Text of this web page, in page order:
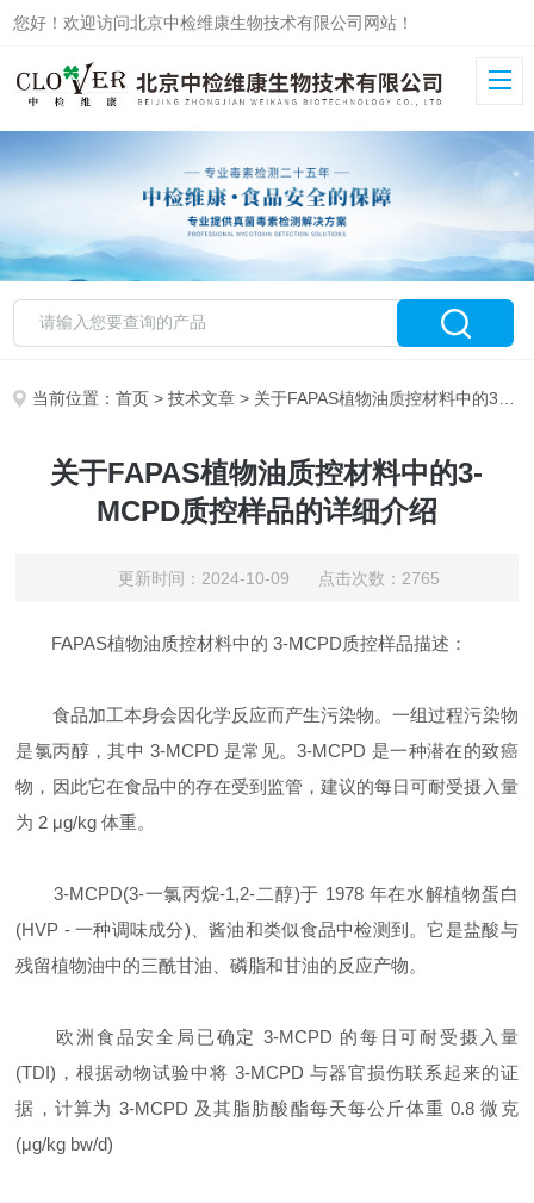
您好！欢迎访问北京中检维康生物技术有限公司网站！
当前位置：首页 >技术文章 > 关于FAPAS植物油质控材料中的3-MCPD质控样品的详细介绍
关于FAPAS植物油质控材料中的3-
MCPD质控样品的详细介绍
更新时间：2024-10-09 点击次数：2765
FAPAS植物油质控材料中的 3-MCPD质控样品描述：
食品加工本身会因化学反应而产生污染物。一组过程污染物
是氯丙醇，其中 3-MCPD 是常见。3-MCPD 是一种潜在的致癌
物，因此它在食品中的存在受到监管，建议的每日可耐受摄入量
为 2 μg/kg 体重。
3-MCPD(3-一氯丙烷-1,2-二醇)于 1978 年在水解植物蛋白
(HVP - 一种调味成分)、酱油和类似食品中检测到。它是盐酸与
残留植物油中的三酰甘油、磷脂和甘油的反应产物。
欧洲食品安全局已确定 3-MCPD 的每日可耐受摄入量
(TDI)，根据动物试验中将 3-MCPD 与器官损伤联系起来的证
据，计算为 3-MCPD 及其脂肪酸酯每天每公斤体重 0.8 微克
(μg/kg bw/d)